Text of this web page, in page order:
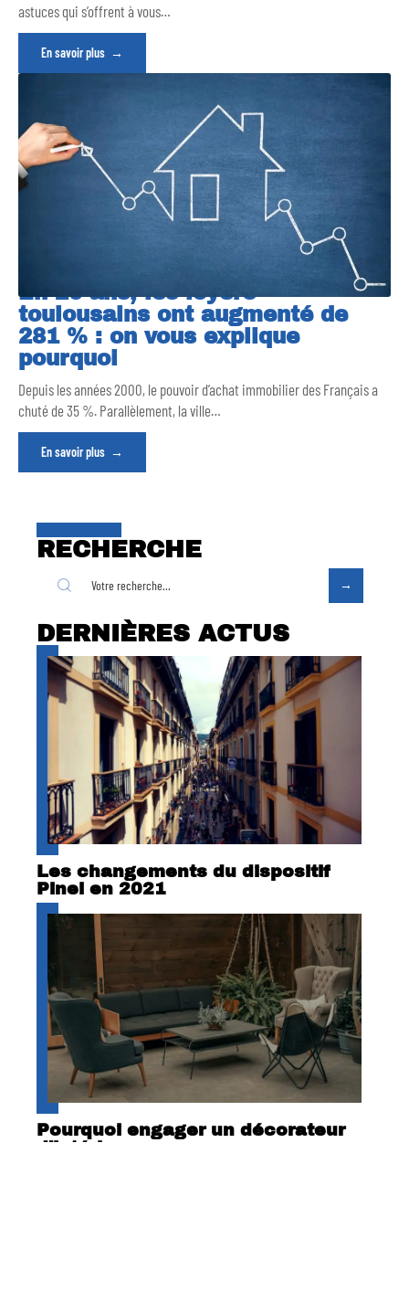
astuces qui s’offrent à vous…
En savoir plus
En 20 ans, les loyers
toulousains ont augmenté de
281 % : on vous explique
pourquoi
Depuis les années 2000, le pouvoir d’achat immobilier des Français a
chuté de 35 %. Parallèlement, la ville…
En savoir plus
RECHERCHE
DERNIÈRES ACTUS
Les changements du dispositif
Pinel en 2021
Pourquoi engager un décorateur
d’intérieur